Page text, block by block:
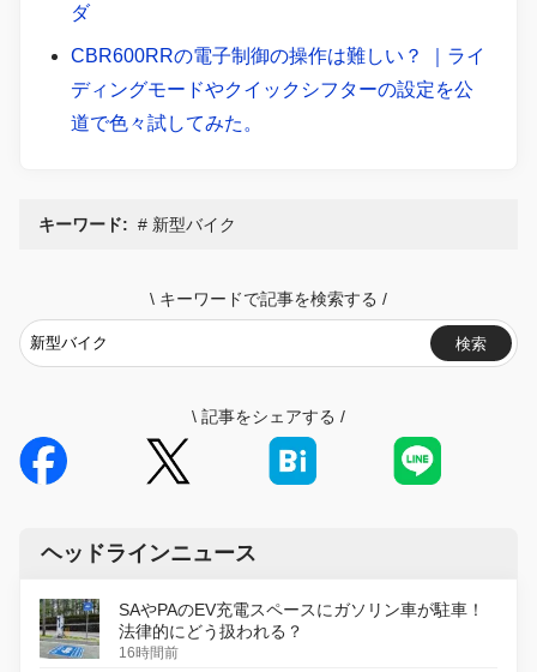
ダ
CBR600RRの電子制御の操作は難しい？ ｜ライ
ディングモードやクイックシフターの設定を公
道で色々試してみた。
キーワード: 新型バイク
\ キーワードで記事を検索する /
検索
\ 記事をシェアする /
ヘッドラインニュース
SAやPAのEV充電スペースにガソリン車が駐車！
法律的にどう扱われる？
16時間前